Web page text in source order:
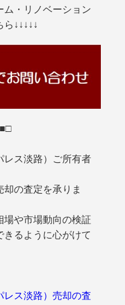
ム・リノベーション
↓↓↓↓↓
レス淡路）ご所有者
の査定を承りま
場や市場動向の検証
きるように心がけて
レス淡路）売却の査